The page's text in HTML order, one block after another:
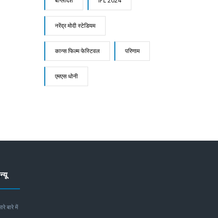
नरेंद्र मोदी स्टेडियम
कान्स फिल्म फेस्टिवल परिणाम
एमएस धोनी
बारे में